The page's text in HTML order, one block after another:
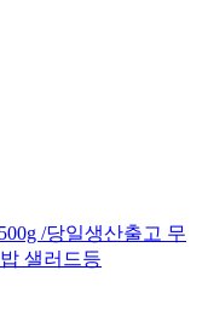
/당일생산출고 무
샐러드등